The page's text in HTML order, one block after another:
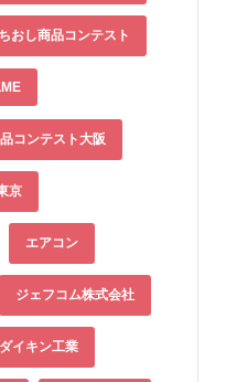
おし商品コンテスト
コンテスト大阪
京
エアコン
ジェフコム株式会社
ダイキン工業